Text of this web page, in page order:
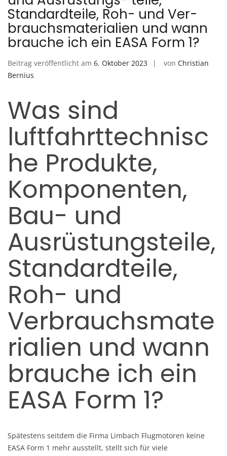
Standardteile, Roh- und Ver-
brauchsmaterialien und wann
brauche ich ein EASA Form 1?
Beitrag veröffentlicht am 6. Oktober 2023 von Christian
Bernius
Was sind
luftfahrttechnisc
he Produkte,
Komponenten,
Bau- und
Ausrüstungsteile,
Standardteile,
Roh- und
Verbrauchsmate
rialien und wann
brauche ich ein
EASA Form 1?
Spätestens seitdem die Firma Limbach Flugmotoren keine
EASA Form 1 mehr ausstellt, stellt sich für viele